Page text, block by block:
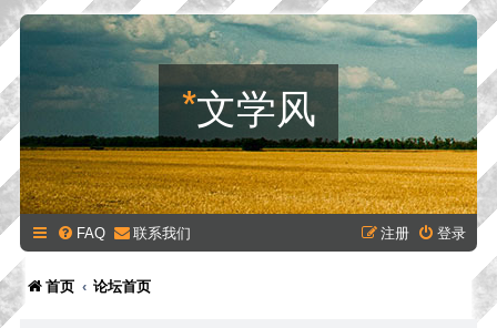
*文学风
FAQ 联系我们 登录
注册
首页 论坛首页